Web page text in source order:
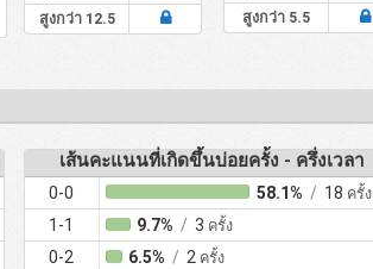
สูงกว่า 12.5
สูงกว่า 5.5
เส้นคะแนนที่เกิดขึ้นบ่อยครั้ง - ครึ่งเวลา
0-0 58.1% / 18 ครั้ง
1-1 9.7% / 3 ครั้ง
0-2 6.5% / 2 ครั้ง